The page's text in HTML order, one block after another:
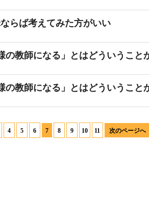
らば考えてみた方がいい
の教師になる」とはどういうこ
の教師になる」とはどういうこ
4 5 6 7 8 9 10 11 次のページへ